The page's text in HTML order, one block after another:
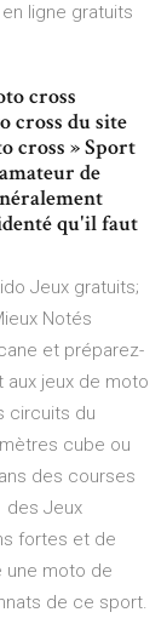
ligne gratuits
cross
cross du site
cross » Sport
de
qu'il faut
Jeux gratuits;
Notés
et préparez-
jeux de moto
circuits du
cube ou
des courses
des Jeux
fortes et de
une moto de
de ce sport.